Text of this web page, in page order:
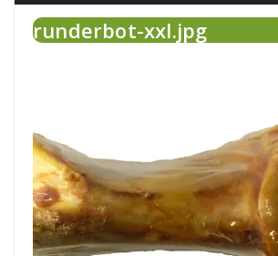
runderbot-xxl.jpg